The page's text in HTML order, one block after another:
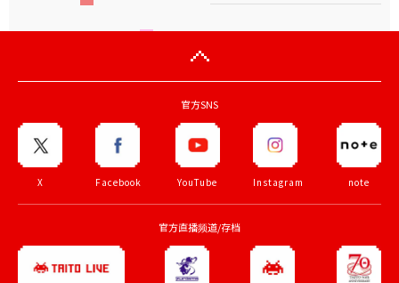
官方SNS
X Facebook YouTube Instagram note
官方直播频道/存档